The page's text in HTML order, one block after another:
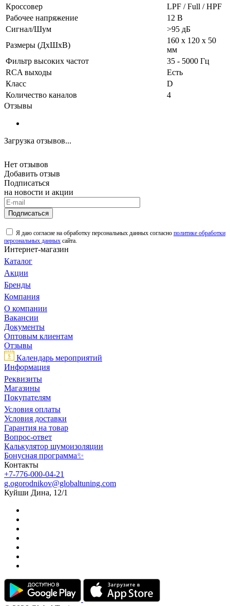
Кроссовер
LPF / Full / HPF
Рабочее напряжение
12 B
Сигнал/Шум
>95 дБ
Размеры (ДxШxВ)
160 x 120 x 50
мм
Фильтр высоких частот
35 - 5000 Гц
RCA выходы
Есть
Класс
D
Количество каналов
4
Отзывы
Загрузка отзывов...
Нет отзывов
Добавить отзыв
Подписаться
на новости и акции
Подписаться
Я даю согласие на обработку персональных данных согласно политике обработки
персональных данных сайта.
Интернет-магазин
Каталог
Акции
Бренды
Компания
О компании
Вакансии
Документы
Оптовым клиентам
Отзывы
Календарь мероприятий
Информация
Реквизиты
Магазины
Покупателям
Условия оплаты
Условия доставки
Гарантия на товар
Вопрос-ответ
Калькулятор шумоизоляции
Бонусная программа✨
Контакты
+7-776-000-04-21
g.ogorodnikov@globaltuning.com
Куйши Дина, 12/1